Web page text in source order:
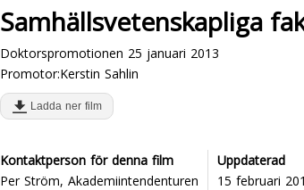
Samhällsvetenskapliga
Doktorspromotionen 25 januari 2013
Promotor:Kerstin Sahlin
Ladda ner film
Kontaktperson för denna film
Per Ström, Akademiintendenturen
Uppdaterad
15 februari